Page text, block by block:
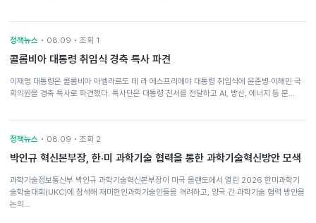
정책뉴스 • 08.09 • 조회 1
콜롬비아 대통령 취임식 경축 특사 파견
이재명 대통령은 콜롬비아 아벨라르도 데 라 에스프리에야 대통령 취임식에 윤준병·이해민 국
회의원을 경축 특사로 파견했다. 특사단은 대통령 친서를 전달하고 AI, 방산, 에너지 등 분…
정책뉴스 • 08.09 • 조회 2
박인규 혁신본부장, 한·미 과학기술 협력을 통한 과학기술혁신방안 모색
과학기술정보통신부 박인규 과학기술혁신본부장이 미국 올랜도에서 열린 2026 한미과학기
술학술대회(UKC)에 참석해 재미한인과학기술인들을 격려하고, 양국 간 과학기술 협력 방안을
논의…